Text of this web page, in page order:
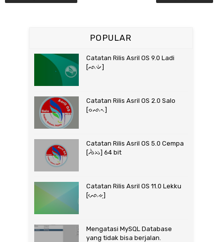
POPULAR
Catatan Rilis Asril OS 9.0 Ladi
[ᨒᨉᨗ]
Catatan Rilis Asril OS 2.0 Salo
[ᨔᨒᨚ]
Catatan Rilis Asril OS 5.0 Cempa
[ᨌᨛᨇ] 64 bit
Catatan Rilis Asril OS 11.0 Lekku
[ᨒᨙᨀᨘ]
Mengatasi MySQL Database
yang tidak bisa berjalan.